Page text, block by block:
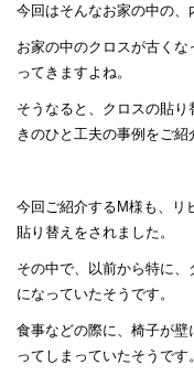
今回はそんなお家の中の、
お家の中のクロスが古く
ってきますよね。
そうなると、クロスの貼
きのひと工夫の事例をご紹
今回ご紹介するM様も、リ
貼り替えをされました。
その中で、以前から特に
になっていたそうです。
食事などの際に、椅子が
ってしまっていたそうです。